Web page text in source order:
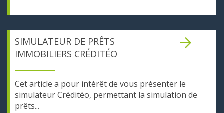
SIMULATEUR DE PRÊTS
IMMOBILIERS CRÉDITÉO
Cet article a pour intérêt de vous présenter le
simulateur Créditéo, permettant la simulation de
prêts...